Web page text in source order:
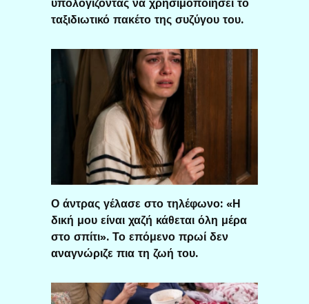
υπολογίζοντας να χρησιμοποιήσει το
ταξιδιωτικό πακέτο της συζύγου του.
Ο άντρας γέλασε στο τηλέφωνο: «Η
δική μου είναι χαζή κάθεται όλη μέρα
στο σπίτι». Το επόμενο πρωί δεν
αναγνώριζε πια τη ζωή του.